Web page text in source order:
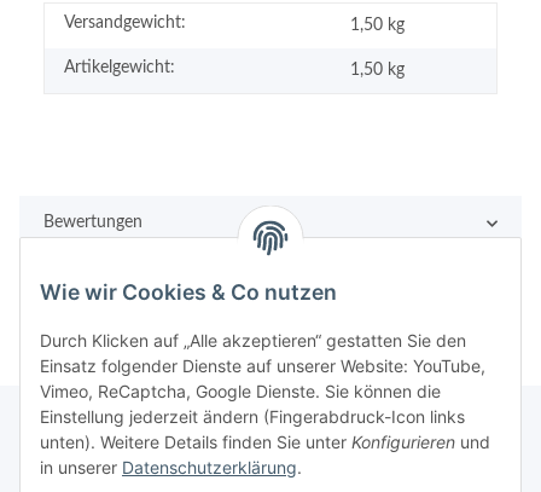
Versandgewicht: 1,50 kg
Artikelgewicht: 1,50 kg
Bewertungen
Rechtliches
Wie wir Cookies & Co nutzen
Durch Klicken auf „Alle akzeptieren“ gestatten Sie den
Einsatz folgender Dienste auf unserer Website: YouTube,
Vimeo, ReCaptcha, Google Dienste. Sie können die
Einstellung jederzeit ändern (Fingerabdruck-Icon links
unten). Weitere Details finden Sie unter Konfigurieren und
in unserer Datenschutzerklärung.